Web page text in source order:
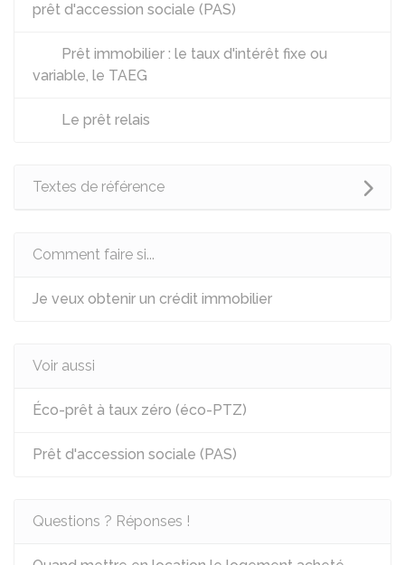
prêt d'accession sociale (PAS)
Prêt immobilier : le taux d'intérêt fixe ou
variable, le TAEG
Le prêt relais
Textes de référence
Comment faire si...
Je veux obtenir un crédit immobilier
Voir aussi
Éco-prêt à taux zéro (éco-PTZ)
Prêt d'accession sociale (PAS)
Questions ? Réponses !